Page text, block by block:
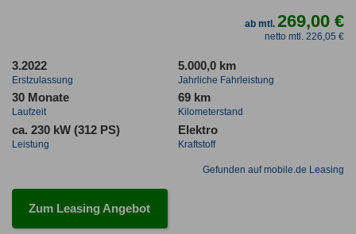
ab mtl.269,00 €
netto mtl. 226,05 €
3.2022
Erstzulassung
5.000,0 km
Jahrliche Fahrleistung
30 Monate
Laufzeit
69 km
Kilometerstand
ca. 230 kW (312 PS)
Leistung
Elektro
Kraftstoff
Gefunden auf mobile.de Leasing
Zum Leasing Angebot